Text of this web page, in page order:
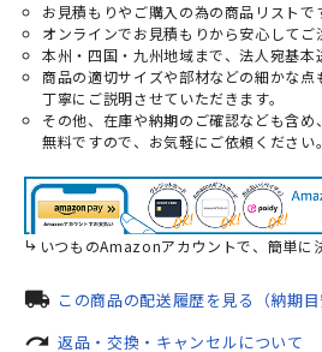
お見積もりやご購入の為の商品リストで
オンラインでお見積もりから安心してご
本州・四国・九州地域まで、法人宛基本
商品の適切サイズや部材などの細かな
丁寧にご説明させていただきます。
その他、在庫や納期のご確認なども含
無料ですので、お気軽にご依頼ください。
いつものAmazonアカウントで、簡単に
local_shipping この商品の配送履歴を見る（納期目
redo 返品・交換・キャンセルについて